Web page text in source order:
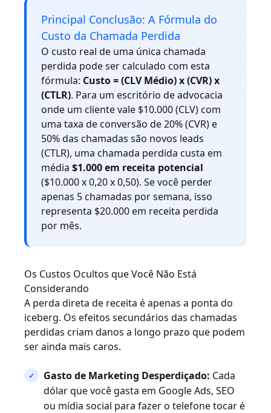
Principal Conclusão: A Fórmula do
Custo da Chamada Perdida
O custo real de uma única chamada
perdida pode ser calculado com esta
fórmula: Custo = (CLV Médio) x (CVR) x
(CTLR). Para um escritório de advocacia
onde um cliente vale $10.000 (CLV) com
uma taxa de conversão de 20% (CVR) e
50% das chamadas são novos leads
(CTLR), uma chamada perdida custa em
média $1.000 em receita potencial
($10.000 x 0,20 x 0,50). Se você perder
apenas 5 chamadas por semana, isso
representa $20.000 em receita perdida
por mês.
Os Custos Ocultos que Você Não Está
Considerando
A perda direta de receita é apenas a ponta do
iceberg. Os efeitos secundários das chamadas
perdidas criam danos a longo prazo que podem
ser ainda mais caros.
Gasto de Marketing Desperdiçado: Cada
dólar que você gasta em Google Ads, SEO
ou mídia social para fazer o telefone tocar é